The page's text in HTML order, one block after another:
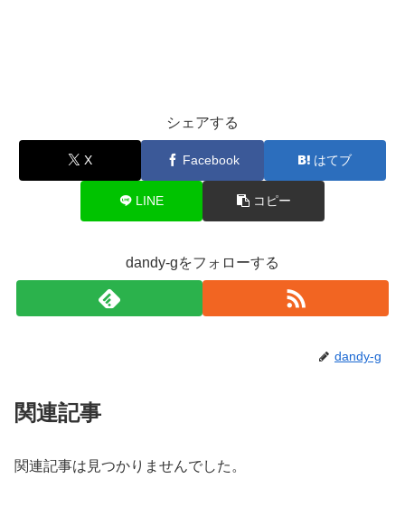
シェアする
X Facebook はてブ
LINE コピー
dandy-gをフォローする
dandy-g
関連記事
関連記事は見つかりませんでした。